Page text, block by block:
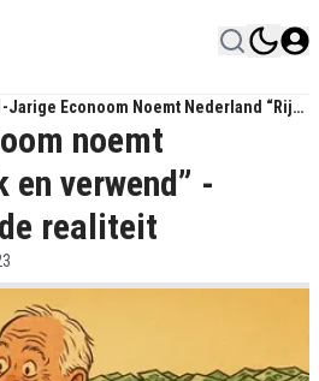
Jarige Econoom Noemt Nederland “rijk
Verwend” - Totaal Los Van De Realiteit
noemt
en verwend” -
realiteit